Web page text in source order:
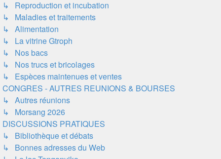
↳ Reproduction et incubation
↳ Maladies et traitements
↳ Alimentation
↳ La vitrine Gtroph
↳ Nos bacs
↳ Nos trucs et bricolages
↳ Espèces maintenues et ventes
CONGRES - AUTRES REUNIONS & BOURSES
↳ Autres réunions
↳ Morsang 2026
DISCUSSIONS PRATIQUES
↳ Bibliothèque et débats
↳ Bonnes adresses du Web